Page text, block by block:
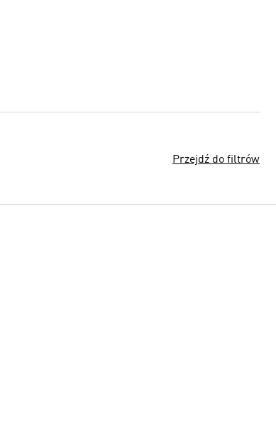
Przejdź do filtrów